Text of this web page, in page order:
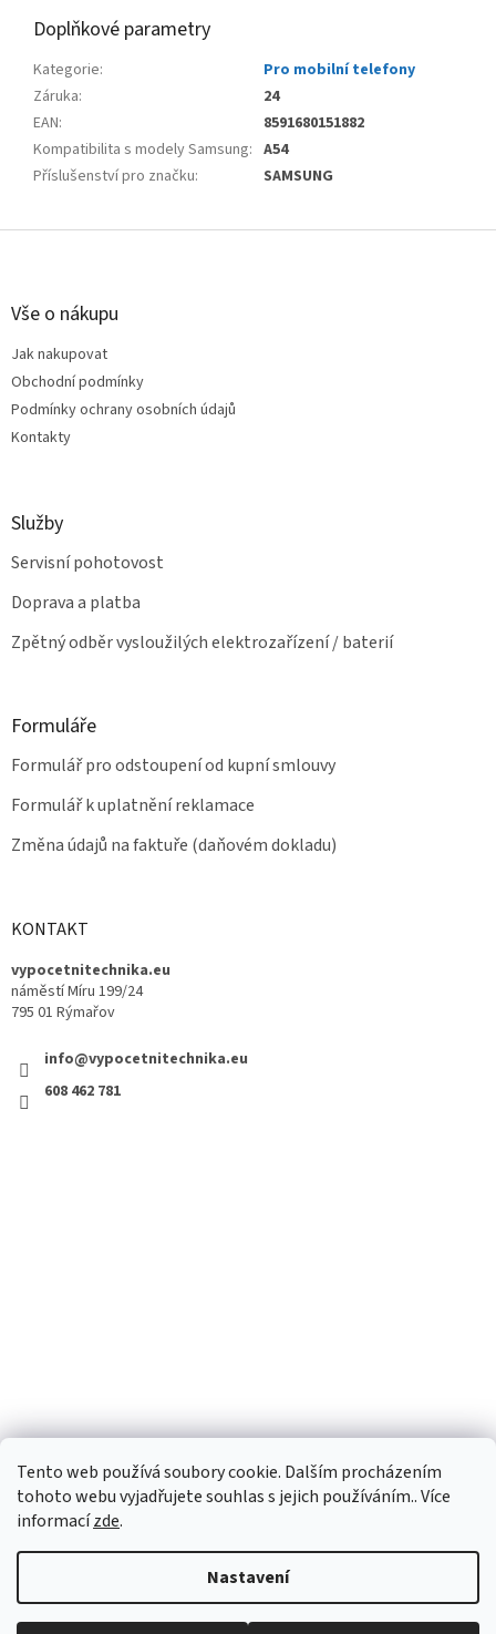
Tento web používá soubory cookie. Dalším procházením
tohoto webu vyjadřujete souhlas s jejich používáním.. Více
informacízde.
Nastavení
Doplňkové parametry
Kategorie:
Pro mobilní telefony
Záruka:
24
EAN:
8591680151882
Kompatibilita s modely Samsung: A54
Příslušenství pro značku: SAMSUNG
Z
Vše o nákupu
Jak nakupovat
Obchodní podmínky
Podmínky ochrany osobních údajů
Kontakty
Služby
Servisní pohotovost
Doprava a platba
Zpětný odběr vysloužilých elektrozařízení / baterií
Formuláře
Formulář pro odstoupení od kupní smlouvy
Formulář k uplatnění reklamace
Změna údajů na faktuře (daňovém dokladu)
KONTAKT
vypocetnitechnika.eu
náměstí Míru 199/24
795 01 Rýmařov
info@vypocetnitechnika.eu
608 462 781
Copyright 2026vypocetnitechnika.eu. Všechna práva vyhrazena.